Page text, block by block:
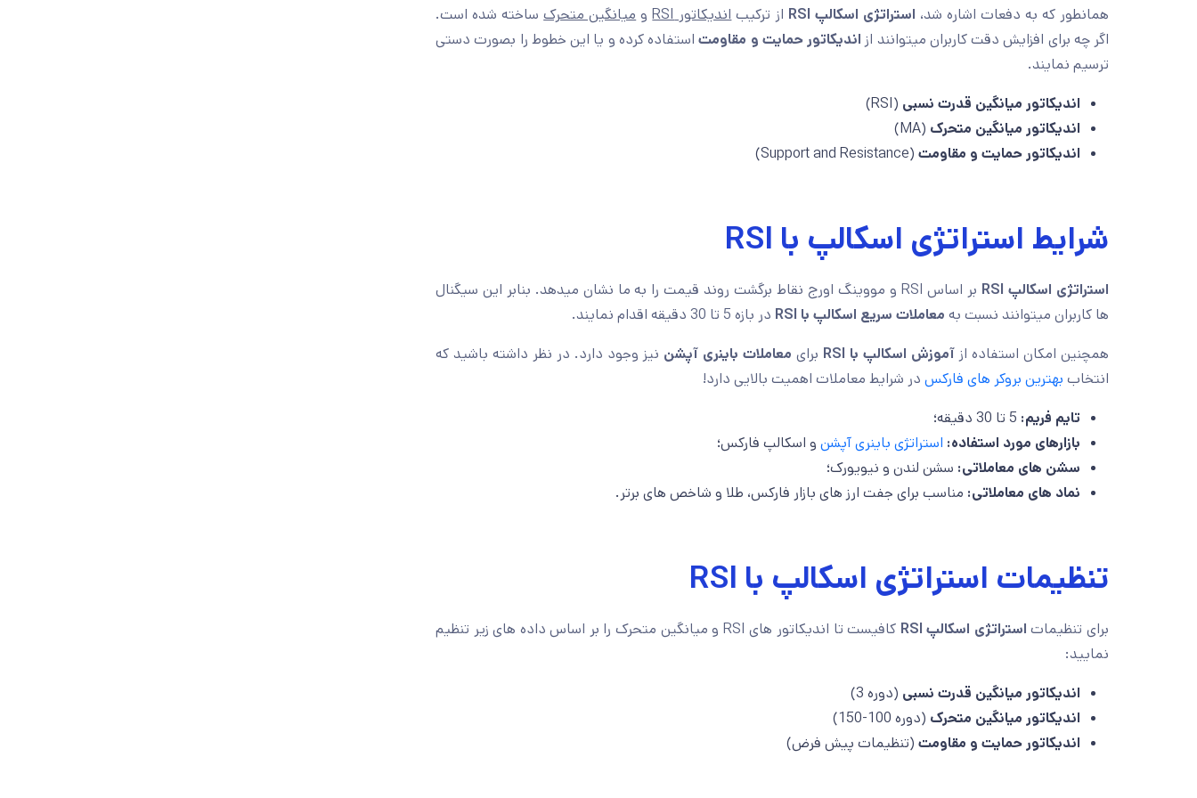
همانطور که به دفعات اشاره شد، استراتژی اسکالپ RSI از ترکیباندیکاتور RSI ومیانگین متحرکساخته شده است.
اگر چه برای افزایش دقت کاربران میتوانند از اندیکاتور حمایت و مقاومتاستفاده کرده و یا این خطوط را بصورت دستی
ترسیم نمایند.
اندیکاتور میانگین قدرت نسبی (RSI)
اندیکاتور میانگین متحرک (MA)
اندیکاتور حمایت و مقاومت (Support and Resistance)
شرایط استراتژی اسکالپ با RSI
استراتژی اسکالپ RSI
بر اساس RSI و مووینگ اورج نقاط برگشت روند قیمت را به ما نشان میدهد. بنابر این سیگنال
ها کاربران میتوانند نسبت به معاملات سریع اسکالپ با RSI
در بازه 5 تا 30 دقیقه اقدام نمایند.
همچنین امکان استفاده از آموزش اسکالپ با RSI برای معاملات باینری آپشن نیز وجود دارد. در نظر داشته باشید که
انتخاب بهترین بروکر های فارکس در شرایط معاملات اهمیت بالایی دارد!
تایم فریم:
بازارهای مورد استفاده: استراتژی باینری آپشن و اسکالپ فارکس؛
سشن های معاملاتی: سشن لندن و نیویورک؛
نماد های معاملاتی: مناسب برای جفت ارز های بازار فارکس، طلا و شاخص های برتر.
تنظیمات استراتژی اسکالپ با RSI
برای تنظیمات استراتژی اسکالپ RSI
کافیست تا اندیکاتور های RSI و میانگین متحرک را بر اساس داده های زیر تنظیم
نمایید:
اندیکاتور میانگین قدرت نسبی (دوره 3)
اندیکاتور میانگین متحرک (دوره 100-150)
اندیکاتور حمایت و مقاومت (تنظیمات پیش فرض)